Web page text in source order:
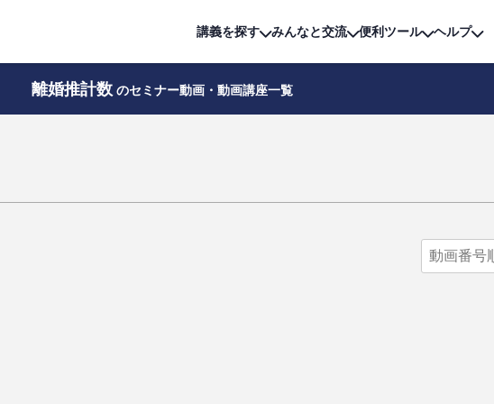
講義を探す みんなと交流 便利ツール ヘルプ
離婚推計数 のセミナー動画・動画講座一覧